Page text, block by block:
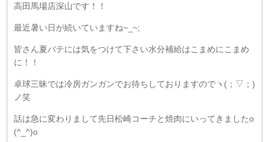
高田馬場店深山です！！
最近暑い日が続いていますね~_~;
皆さん夏バテには気をつけて下さい水分補給はこまめにこまめ
に！！
卓球三昧では冷房ガンガンでお待ちしておりますのでヽ(；▽；)
ノ笑
話は急に変わりまして先日松崎コーチと焼肉にいってきましたo
(^_^)o